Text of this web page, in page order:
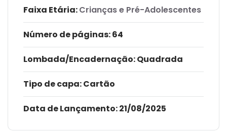
Faixa Etária:Crianças e Pré-Adolescentes
Número de páginas: 64
Lombada/Encadernação: Quadrada
Tipo de capa:Cartão
Data de Lançamento:21/08/2025